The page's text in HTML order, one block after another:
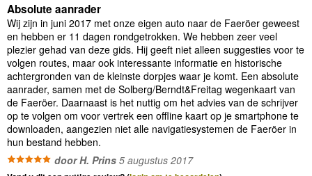
Absolute aanrader
Wij zijn in juni 2017 met onze eigen auto naar de Faeröer geweest
en hebben er 11 dagen rondgetrokken. We hebben zeer veel
plezier gehad van deze gids. Hij geeft niet alleen suggesties voor te
volgen routes, maar ook interessante informatie en historische
achtergronden van de kleinste dorpjes waar je komt. Een absolute
aanrader, samen met de Solberg/Berndt&Freitag wegenkaart van
de Faeröer. Daarnaast is het nuttig om het advies van de schrijver
op te volgen om voor vertrek een offline kaart op je smartphone te
downloaden, aangezien niet alle navigatiesystemen de Faeröer in
hun bestand hebben.
door H. Prins 5 augustus 2017